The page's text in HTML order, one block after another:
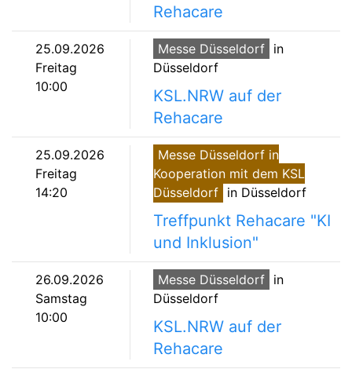
Rehacare
25.09.2026
Freitag
10:00
Messe Düsseldorf in
Düsseldorf
KSL.NRW auf der
Rehacare
25.09.2026
Freitag
14:20
Messe Düsseldorf in
Kooperation mit dem KSL
Düsseldorf in Düsseldorf
Treffpunkt Rehacare "KI
und Inklusion"
26.09.2026
Samstag
10:00
Messe Düsseldorf in
Düsseldorf
KSL.NRW auf der
Rehacare